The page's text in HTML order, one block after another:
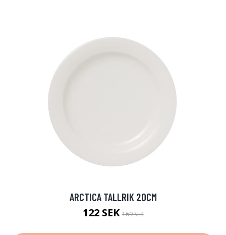
ARCTICA TALLRIK 20CM
122 SEK169 SEK